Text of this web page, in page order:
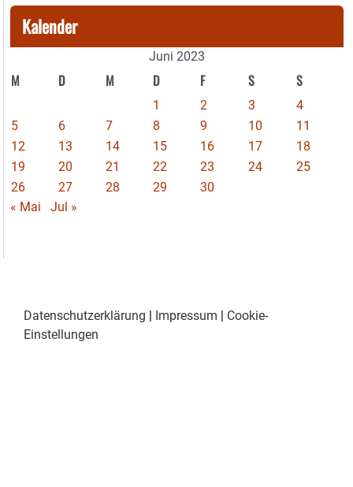
Kalender
Juni 2023
M D M D F S S
1 2 3
4
5
6 7 8 9 10
11
12
13 14 15 16 17
18
19
20 21 22 23 24
25
26
27 28 29
30
« Mai
Jul »
Datenschutzerklärung Impressum
Cookie-
Einstellungen